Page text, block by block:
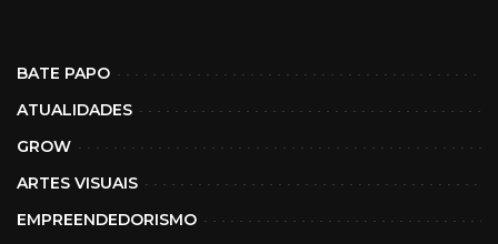
BATE PAPO
ATUALIDADES
GROW
ARTES VISUAIS
EMPREENDEDORISMO